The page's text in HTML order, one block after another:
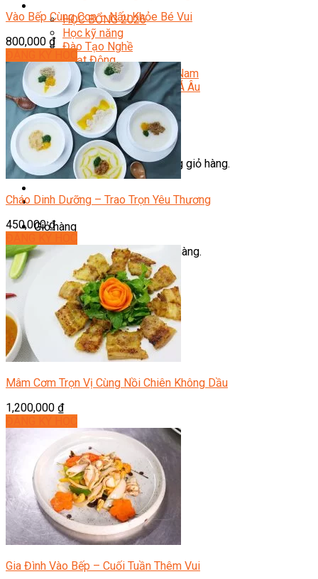
HỌC BỔNG 2026
Học kỹ năng
Đào Tạo Nghề
Hoạt Động
Văn Hóa Ẩm Thực Việt Nam
Sự Kiện Hướng Nghiệp Á Âu
Siêu Thị ĐVP Market
Chưa có sản phẩm trong giỏ hàng.
Giỏ hàng
Chưa có sản phẩm trong giỏ hàng.
Vào Bếp Cùng Con – Nấu Khỏe Bé Vui
800,000 ₫
Cháo Dinh Dưỡng – Trao Trọn Yêu Thương
450,000₫
Mâm Cơm Trọn Vị Cùng Nồi Chiên Không Dầu
1,200,000 ₫
Gia Đình Vào Bếp – Cuối Tuần Thêm Vui